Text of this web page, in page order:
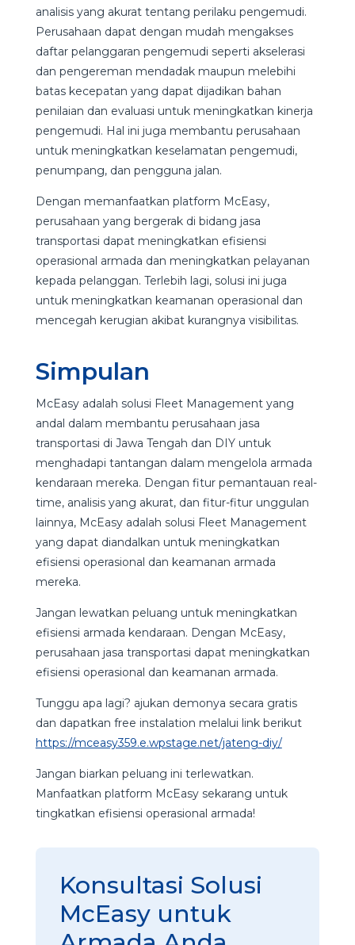
analisis yang akurat tentang perilaku pengemudi.
Perusahaan dapat dengan mudah mengakses
daftar pelanggaran pengemudi seperti akselerasi
dan pengereman mendadak maupun melebihi
batas kecepatan yang dapat dijadikan bahan
penilaian dan evaluasi untuk meningkatkan kinerja
pengemudi. Hal ini juga membantu perusahaan
untuk meningkatkan keselamatan pengemudi,
penumpang, dan pengguna jalan.
Dengan memanfaatkan platform McEasy,
perusahaan yang bergerak di bidang jasa
transportasi dapat meningkatkan efisiensi
operasional armada dan meningkatkan pelayanan
kepada pelanggan. Terlebih lagi, solusi ini juga
untuk meningkatkan keamanan operasional dan
mencegah kerugian akibat kurangnya visibilitas.
Simpulan
McEasy adalah solusi Fleet Management yang
andal dalam membantu perusahaan jasa
transportasi di Jawa Tengah dan DIY untuk
menghadapi tantangan dalam mengelola armada
kendaraan mereka. Dengan fitur pemantauan real-
time, analisis yang akurat, dan fitur-fitur unggulan
lainnya, McEasy adalah solusi Fleet Management
yang dapat diandalkan untuk meningkatkan
efisiensi operasional dan keamanan armada
mereka.
Jangan lewatkan peluang untuk meningkatkan
efisiensi armada kendaraan. Dengan McEasy,
perusahaan jasa transportasi dapat meningkatkan
efisiensi operasional dan keamanan armada.
Tunggu apa lagi? ajukan demonya secara gratis
dan dapatkan free instalation melalui link berikut
https://mceasy359.e.wpstage.net/jateng-diy/
Jangan biarkan peluang ini terlewatkan.
Manfaatkan platform McEasy sekarang untuk
tingkatkan efisiensi operasional armada!
Konsultasi Solusi
McEasy untuk